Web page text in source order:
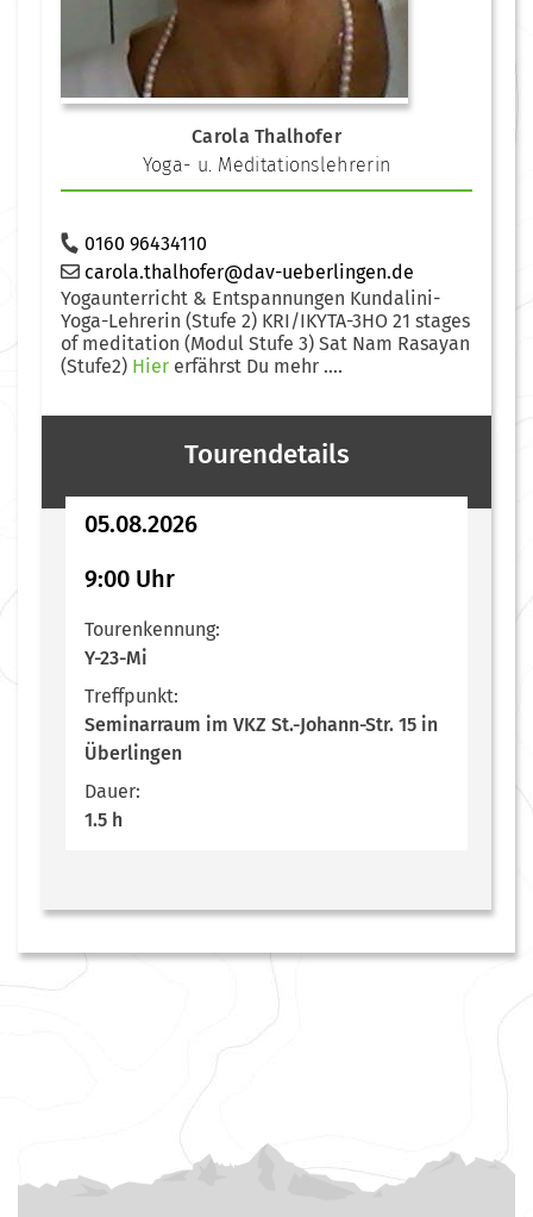
Carola Thalhofer
Yoga- u. Meditationslehrerin
0160 96434110
carola.thalhofer@dav-ueberlingen.de
Yogaunterricht & Entspannungen Kundalini-
Yoga-Lehrerin (Stufe 2) KRI/IKYTA-3HO 21 stages
of meditation (Modul Stufe 3) Sat Nam Rasayan
(Stufe2) Hier erfährst Du mehr ....
Tourendetails
05.08.2026
9:00 Uhr
Tourenkennung:
Y-23-Mi
Treffpunkt:
Seminarraum im VKZ St.-Johann-Str. 15 in
Überlingen
Dauer:
1.5 h